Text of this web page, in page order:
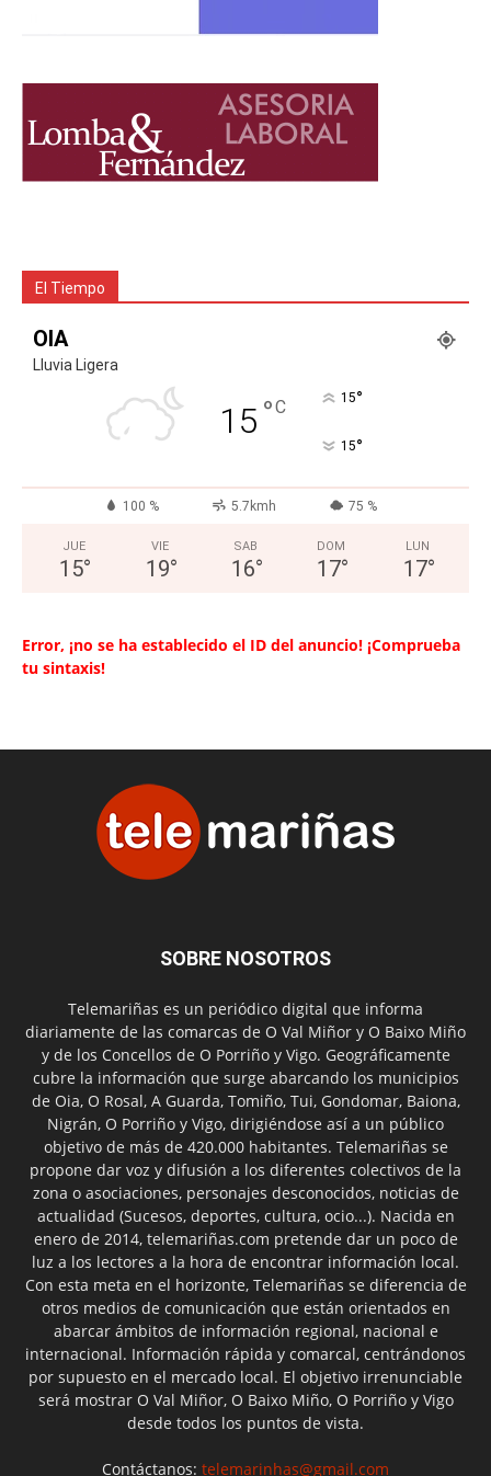
El Tiempo
OIA
Lluvia Ligera
15 °C 15°
15°
100 % 5.7kmh 75 %
JUE
15°
VIE
19°
SAB
16°
DOM
17°
LUN
17°
Error, ¡no se ha establecido el ID del anuncio! ¡Comprueba
tu sintaxis!
SOBRE NOSOTROS
Telemariñas es un periódico digital que informa
diariamente de las comarcas de O Val Miñor y O Baixo Miño
y de los Concellos de O Porriño y Vigo. Geográficamente
cubre la información que surge abarcando los municipios
de Oia, O Rosal, A Guarda, Tomiño, Tui, Gondomar, Baiona,
Nigrán, O Porriño y Vigo, dirigiéndose así a un público
objetivo de más de 420.000 habitantes. Telemariñas se
propone dar voz y difusión a los diferentes colectivos de la
zona o asociaciones, personajes desconocidos, noticias de
actualidad (Sucesos, deportes, cultura, ocio...). Nacida en
enero de 2014, telemariñas.com pretende dar un poco de
luz a los lectores a la hora de encontrar información local.
Con esta meta en el horizonte, Telemariñas se diferencia de
otros medios de comunicación que están orientados en
abarcar ámbitos de información regional, nacional e
internacional. Información rápida y comarcal, centrándonos
por supuesto en el mercado local. El objetivo irrenunciable
será mostrar O Val Miñor, O Baixo Miño, O Porriño y Vigo
desde todos los puntos de vista.
Contáctanos: telemarinhas@gmail.com